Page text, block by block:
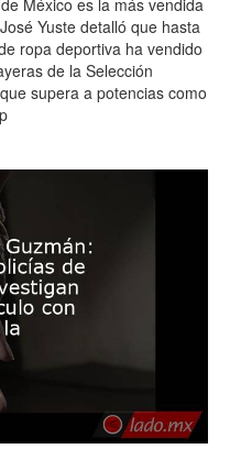
Yuste detalló que hasta
ropa deportiva ha vendido
de la Selección
supera a potencias como